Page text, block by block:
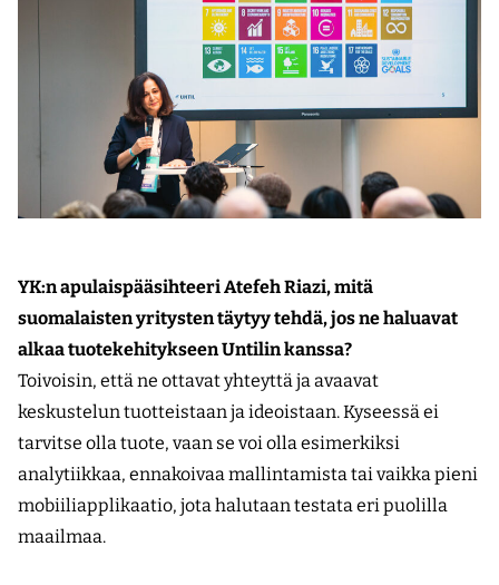
YK:n apulaispääsihteeri Atefeh Riazi, mitä
suomalaisten yritysten täytyy tehdä, jos ne haluavat
alkaa tuotekehitykseen Untilin kanssa?
Toivoisin, että ne ottavat yhteyttä ja avaavat
keskustelun tuotteistaan ja ideoistaan. Kyseessä ei
tarvitse olla tuote, vaan se voi olla esimerkiksi
analytiikkaa, ennakoivaa mallintamista tai vaikka pieni
mobiili­applikaatio, jota halutaan testata eri puolilla
maailmaa.